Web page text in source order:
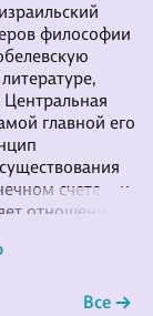
философии
главной его
счете – и
отношения "Я
Все